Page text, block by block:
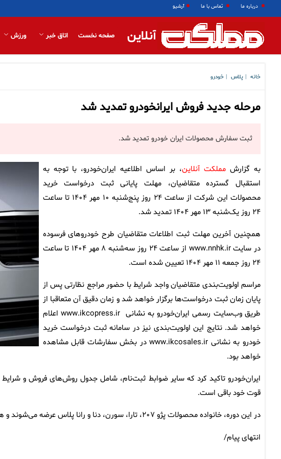
درباره ما تماس با ما آرشیو
آنلاین صفحه نخست اتاق خبر ورزش
خانه پلاس خودرو
مرحله جدید فروش ایرانخودرو تمدید شد
ثبت سفارش محصولات ایران خودرو تمدید شد.
به گزارش مملکت آنلاین، بر اساس اطلاعیه ایران‌خودرو، با توجه به
استقبال گسترده متقاضیان، مهلت پایانی ثبت درخواست خرید
محصولات این شرکت از ساعت ۲۴ روز پنج‌شنبه ۱۰ مهر ۱۴۰۴ تا ساعت
۲۴ روز یک‌شنبه ۱۳ مهر ۱۴۰۴ تمدید شد.
همچنین آخرین مهلت ثبت اطلاعات متقاضیان طرح خودروهای فرسوده
در سایت www.nnhk.ir از ساعت ۲۴ روز سه‌شنبه ۸ مهر ۱۴۰۴ تا ساعت
۲۴ روز جمعه ۱۱ مهر ۱۴۰۴ تعیین شده است.
مراسم اولویت‌بندی متقاضیان واجد شرایط با حضور مراجع نظارتی پس از
پایان زمان ثبت درخواست‌ها برگزار خواهد شد و زمان دقیق آن متعاقبا از
طریق وب‌سایت رسمی ایران‌خودرو به نشانی www.ikcopress.ir اعلام
خواهد شد. نتایج این اولویت‌بندی نیز در سامانه ثبت درخواست خرید
خودرو به نشانی www.ikcosales.ir در بخش سفارشات قابل مشاهده
خواهد بود.
ایران‌خودرو تاکید کرد که سایر ضوابط ثبت‌نام، شامل جدول روش‌های فروش و
قوت خود باقی است.
در این دوره، خانواده محصولات پژو ۲۰۷، تارا، سورن، دنا و رانا پلاس عرضه می‌شوند و هر متقاضی تنها مجاز به انتخاب یک دستگاه خودرو است.
انتهای پیام/